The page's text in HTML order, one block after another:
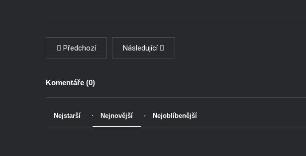
Předchozí Následující
Komentáře (0)
Nejstarší Nejnovější Nejoblíbenější